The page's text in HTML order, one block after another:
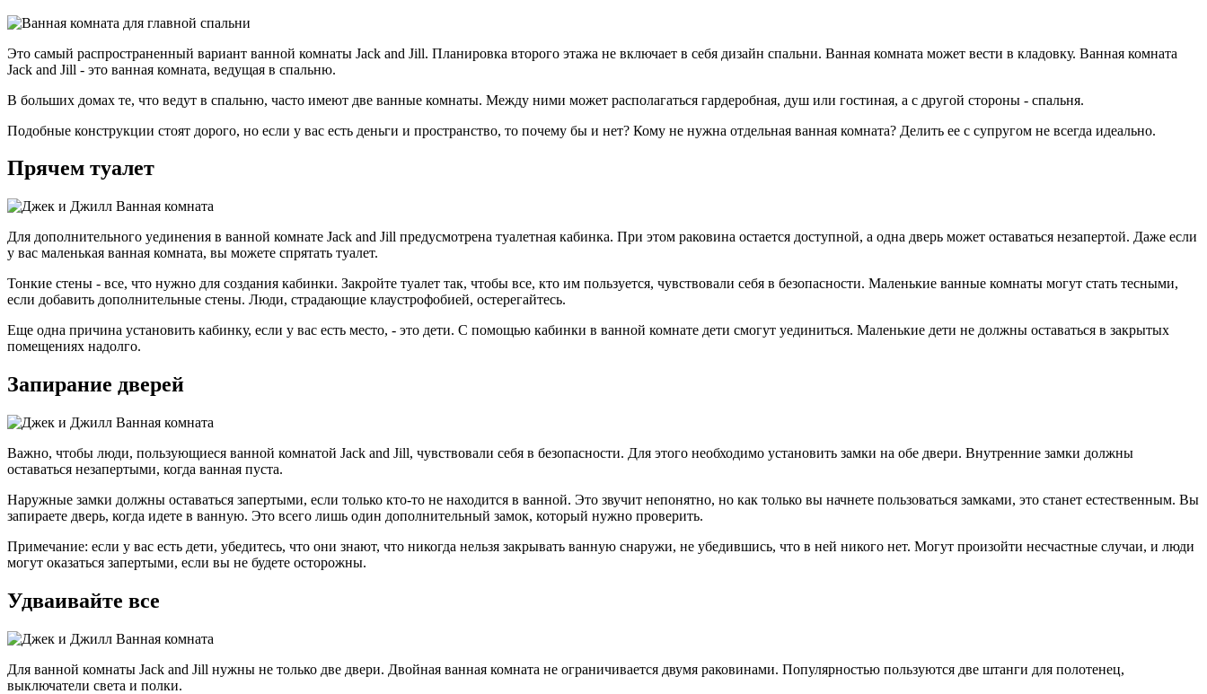
Это самый распространенный вариант ванной комнаты Jack and Jill. Планировка второго этажа не включает в себя дизайн спальни. Ванная комната может вести в кладовку. Ванная комната
Jack and Jill - это ванная комната, ведущая в спальню.
В больших домах те, что ведут в спальню, часто имеют две ванные комнаты. Между ними может располагаться гардеробная, душ или гостиная, а с другой стороны - спальня.
Подобные конструкции стоят дорого, но если у вас есть деньги и пространство, то почему бы и нет? Кому не нужна отдельная ванная комната? Делить ее с супругом не всегда идеально.
Прячем туалет
Для дополнительного уединения в ванной комнате Jack and Jill предусмотрена туалетная кабинка. При этом раковина остается доступной, а одна дверь может оставаться незапертой. Даже если
у вас маленькая ванная комната, вы можете спрятать туалет.
Тонкие стены - все, что нужно для создания кабинки. Закройте туалет так, чтобы все, кто им пользуется, чувствовали себя в безопасности. Маленькие ванные комнаты могут стать тесными,
если добавить дополнительные стены. Люди, страдающие клаустрофобией, остерегайтесь.
Еще одна причина установить кабинку, если у вас есть место, - это дети. С помощью кабинки в ванной комнате дети смогут уединиться. Маленькие дети не должны оставаться в закрытых
помещениях надолго.
Запирание дверей
Важно, чтобы люди, пользующиеся ванной комнатой Jack and Jill, чувствовали себя в безопасности. Для этого необходимо установить замки на обе двери. Внутренние замки должны
оставаться незапертыми, когда ванная пуста.
Наружные замки должны оставаться запертыми, если только кто-то не находится в ванной. Это звучит непонятно, но как только вы начнете пользоваться замками, это станет естественным. Вы
запираете дверь, когда идете в ванную. Это всего лишь один дополнительный замок, который нужно проверить.
Примечание: если у вас есть дети, убедитесь, что они знают, что никогда нельзя закрывать ванную снаружи, не убедившись, что в ней никого нет. Могут произойти несчастные случаи, и люди
могут оказаться запертыми, если вы не будете осторожны.
Удваивайте все
Для ванной комнаты Jack and Jill нужны не только две двери. Двойная ванная комната не ограничивается двумя раковинами. Популярностью пользуются две штанги для полотенец,
выключатели света и полки.